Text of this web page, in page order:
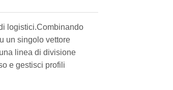
logistici.Combinando
un singolo vettore
linea di divisione
e gestisci profili